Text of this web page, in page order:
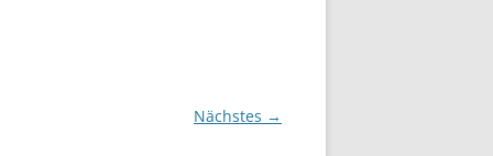
Nächstes →